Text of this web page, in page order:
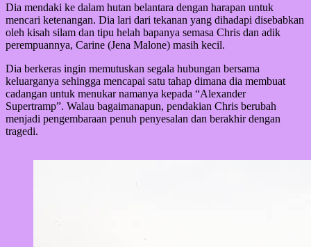
Dia mendaki ke dalam hutan belantara dengan harapan untuk
mencari ketenangan. Dia lari dari tekanan yang dihadapi disebabkan
oleh kisah silam dan tipu helah bapanya semasa Chris dan adik
perempuannya, Carine (Jena Malone) masih kecil.
Dia berkeras ingin memutuskan segala hubungan bersama
keluarganya sehingga mencapai satu tahap dimana dia membuat
cadangan untuk menukar namanya kepada “Alexander
Supertramp”. Walau bagaimanapun, pendakian Chris berubah
menjadi pengembaraan penuh penyesalan dan berakhir dengan
tragedi.